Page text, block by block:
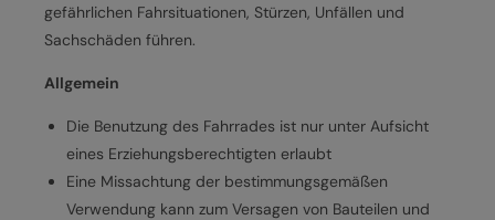
gefährlichen Fahrsituationen, Stürzen, Unfällen und
Sachschäden führen.
Allgemein
Die Benutzung des Fahrrades ist nur unter Aufsicht
eines Erziehungsberechtigten erlaubt
Eine Missachtung der bestimmungsgemäßen
Verwendung kann zum Versagen von Bauteilen und